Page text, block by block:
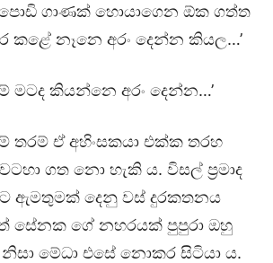
පොඩි ගාණක් හොයාගෙන ඕක ගත්ත
කළේ නෑනෙ අරං දෙන්න කියල…’
මටද කියන්නෙ අරං දෙන්න…’
තරම් ඒ අහිංසකයා එක්ක තරහ
ගත නො හැකි ය. විසල් ප්‍රමාද
ඇමතුමක් දෙනු වස් දුරකතනය
සේනක ගේ නහරයක් පුපුරා ඔහු
නිසා මේධා එසේ නොකර සිටියා ය.